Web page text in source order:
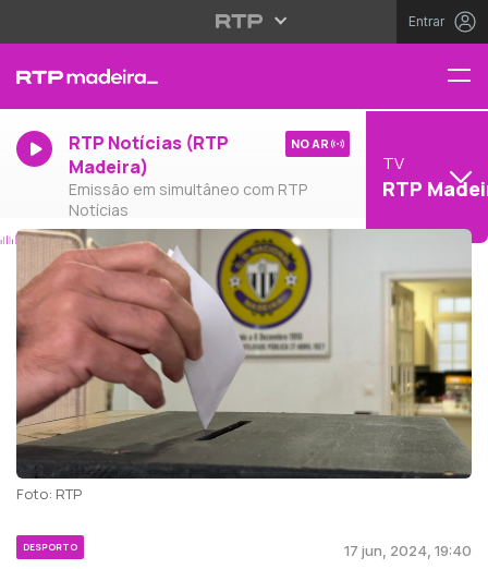
Entrar
RTP Notícias (RTP
Madeira)
Emissão em simultâneo com RTP
Notícias
NO AR
TV
RTP
Foto: RTP
DESPORTO 17 jun, 2024, 19:40